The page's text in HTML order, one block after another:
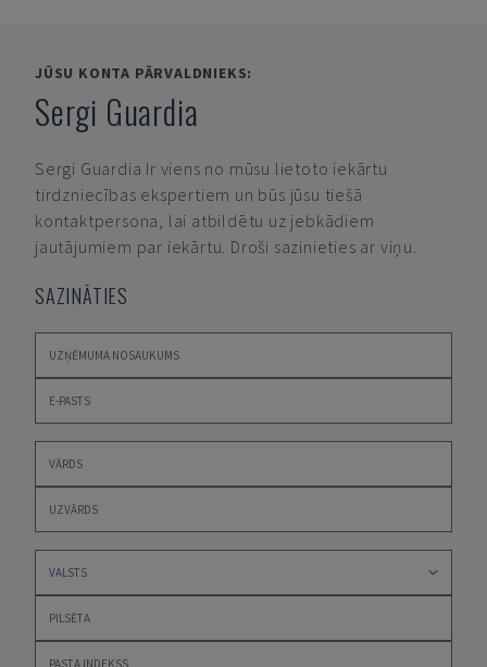
JŪSU KONTA PĀRVALDNIEKS:
Sergi Guardia
Sergi Guardia Ir viens no mūsu lietoto iekārtu
tirdzniecības ekspertiem un būs jūsu tiešā
kontaktpersona, lai atbildētu uz jebkādiem
jautājumiem par iekārtu. Droši sazinieties ar viņu.
SAZINĀTIES